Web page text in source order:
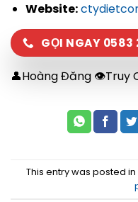
Website:
GỌI NGAY 0583
👤Hoàng Đăng 👁Truy
This entry was posted in